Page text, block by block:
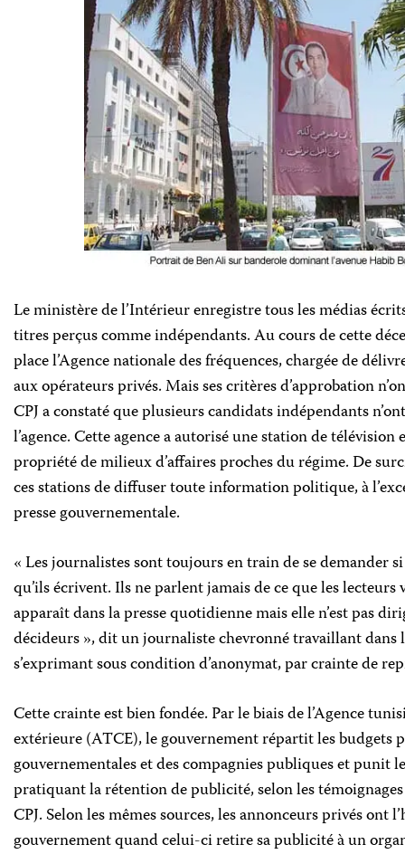
Le ministère de l’Intérieur enregistre tous les médias
titres perçus comme indépendants. Au cours de cette
place l’Agence nationale des fréquences, chargée de
aux opérateurs privés. Mais ses critères d’approbation
CPJ a constaté que plusieurs candidats indépendants
l’agence. Cette agence a autorisé une station de
propriété de milieux d’affaires proches du régime. De
ces stations de diffuser toute information politique, à
presse gouvernementale.
« Les journalistes sont toujours en train de se demander
qu’ils écrivent. Ils ne parlent jamais de ce que les
apparaît dans la presse quotidienne mais elle n’est pas
décideurs », dit un journaliste chevronné travaillant dans
s’exprimant sous condition d’anonymat, par crainte de
Cette crainte est bien fondée. Par le biais de l’Agence
extérieure (ATCE), le gouvernement répartit les budgets
gouvernementales et des compagnies publiques et punit
pratiquant la rétention de publicité, selon les
CPJ. Selon les mêmes sources, les annonceurs privés ont
gouvernement quand celui-ci retire sa publicité à un